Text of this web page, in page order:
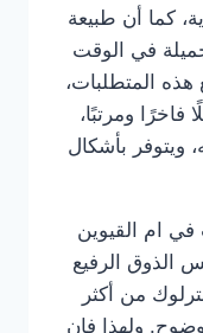
كما أن طبيعة
في الوقت
هذه المتطلبات،
فاخرًا ومرتبًا،
ويتوفر بأشكال
ام القيوين
الذوق الرفيع
من أكثر
ولهذا فإن